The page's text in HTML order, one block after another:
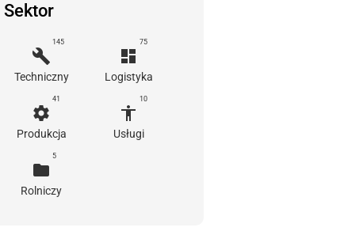
Sektor
145
build
Techniczny
75
dashboard
Logistyka
41
settings
Produkcja
10
accessibility
Usługi
5
folder
Rolniczy